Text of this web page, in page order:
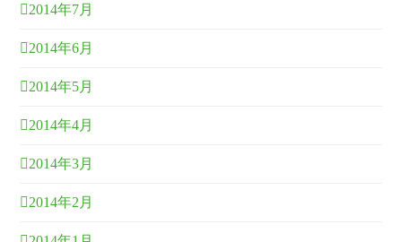
2014年7月
2014年6月
2014年5月
2014年4月
2014年3月
2014年2月